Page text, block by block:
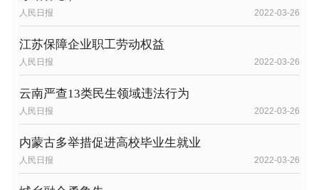
人民日报 2022-03-26
江苏保障企业职工劳动权益
人民日报 2022-03-26
云南严查13类民生领域违法行为
人民日报 2022-03-26
内蒙古多举措促进高校毕业生就业
人民日报 2022-03-26